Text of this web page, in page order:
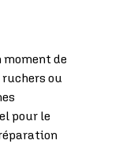
moment de
ou
pour le